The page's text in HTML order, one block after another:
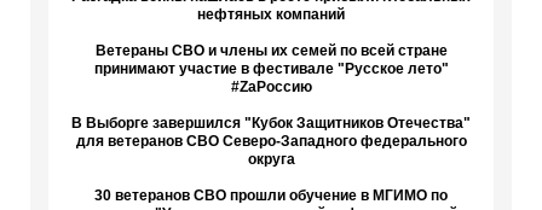
нефтяных компаний
Ветераны СВО и члены их семей по всей стране
принимают участие в фестивале "Русское лето"
#ZaРоссию
В Выборге завершился "Кубок Защитников Отечества"
для ветеранов СВО Северо-Западного федерального
округа
30 ветеранов СВО прошли обучение в МГИМО по